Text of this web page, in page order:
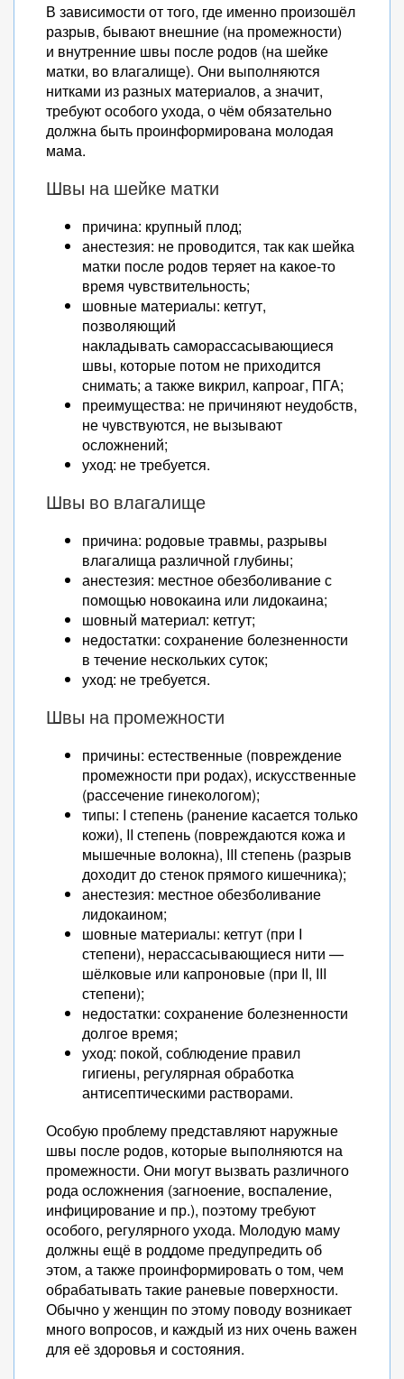
В зависимости от того, где именно произошёл
разрыв, бывают внешние (на промежности)
и внутренние швы после родов (на шейке
матки, во влагалище). Они выполняются
нитками из разных материалов, а значит,
требуют особого ухода, о чём обязательно
должна быть проинформирована молодая
мама.
Швы на шейке матки
причина: крупный плод;
анестезия: не проводится, так как шейка
матки после родов теряет на какое-то
время чувствительность;
шовные материалы: кетгут,
позволяющий
накладывать саморассасывающиеся
швы, которые потом не приходится
снимать; а также викрил, капроаг, ПГА;
преимущества: не причиняют неудобств,
не чувствуются, не вызывают
осложнений;
уход: не требуется.
Швы во влагалище
причина: родовые травмы, разрывы
влагалища различной глубины;
анестезия: местное обезболивание с
помощью новокаина или лидокаина;
шовный материал: кетгут;
недостатки: сохранение болезненности
в течение нескольких суток;
уход: не требуется.
Швы на промежности
причины: естественные (повреждение
промежности при родах), искусственные
(рассечение гинекологом);
типы: I степень (ранение касается только
кожи), II степень (повреждаются кожа и
мышечные волокна), III степень (разрыв
доходит до стенок прямого кишечника);
анестезия: местное обезболивание
лидокаином;
шовные материалы: кетгут (при I
степени), нерассасывающиеся нити —
шёлковые или капроновые (при II, III
степени);
недостатки: сохранение болезненности
долгое время;
уход: покой, соблюдение правил
гигиены, регулярная обработка
антисептическими растворами.
Особую проблему представляют наружные
швы после родов, которые выполняются на
промежности. Они могут вызвать различного
рода осложнения (загноение, воспаление,
инфицирование и пр.), поэтому требуют
особого, регулярного ухода. Молодую маму
должны ещё в роддоме предупредить об
этом, а также проинформировать о том, чем
обрабатывать такие раневые поверхности.
Обычно у женщин по этому поводу возникает
много вопросов, и каждый из них очень важен
для её здоровья и состояния.